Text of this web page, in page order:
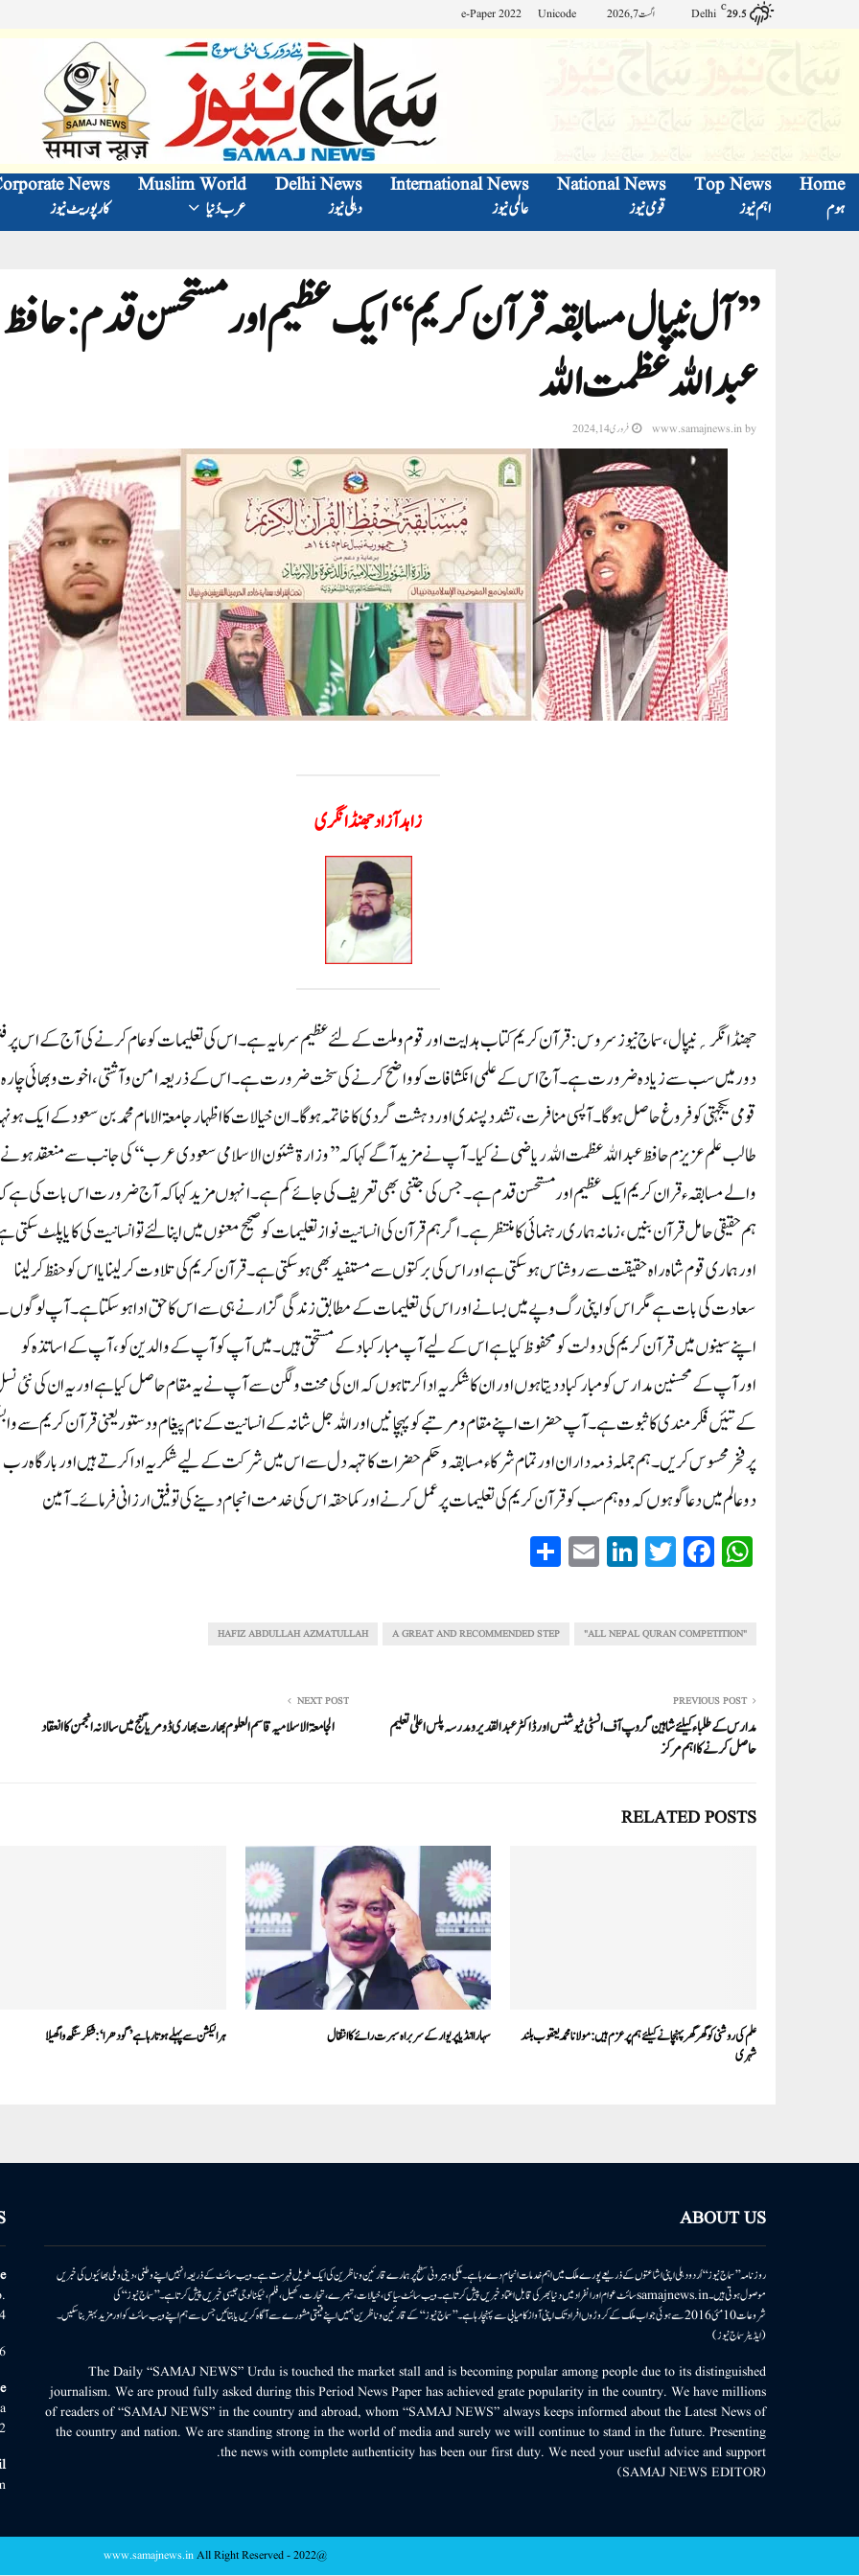
29.5
C
Delhi اگست 7, 2026 Unicode
e-Paper 2022
Home
ہوم
Top News
اہم نیوز
National News
قومی نیوز
International News
عالمی نیوز
Delhi News
دہلی نیوز
Muslim World
عرب دُنیا
News
کارپوریٹ نیوز
’’آل نیپال مسابقہ قرآن کریم‘‘ ایک عظیم اور مستحسن قدم:حافظ
عبد الله عظمت الله
by
www.samajnews.in فروری 14, 2024
زاہدآزاد جھنڈانگری
جھنڈا نگر ؍نیپال، سماج نیوز سروس: قرآن کریم کتاب ہدایت اور قوم وملت کے لئے عظیم سرمایہ ہے۔اس کی تعلیمات کو عام کرنے کی آج کے اس
دور میں سب سے زیادہ ضرورت ہے ۔ آج اس کے علمی انکشافات کو واضح کرنے کی سخت ضرورت ہے۔اس کے ذریعہ امن وآشتی، اخوت وبھائی چارہ
قومی یکجہتی کو فروغ حاصل ہوگا۔ آپسی منافرت ،تشددپسندی اور دہشت گردی کا خاتمہ ہوگا ۔ان خیالات کا اظہار جامعۃ الامام محمد بن سعود کے ایک
طالب علم عزیزم حافظ عبدالله عظمت الله ریاضی نے کیا۔آپ نے مزید آگےکہا کہ ’’وزارۃ شئون الاسلامی سعودی عرب‘‘ کی جانب سے منعقد ہونے
والے مسابقہ ء قران کریم ایک عظیم اور مستحسن قدم ہے۔ جس کی جتنی بھی تعریف کی جائے کم ہے۔ انہوں مزید کہا کہ آج ضرورت اس بات کی ہے
ہم حقیقی حامل قرآن بنیں ،زمانہ ہماری رہنمائی کامنتظرہے۔ اگرہم قرآن کی انسانیت نواز تعلیمات کو صحیح معنوں میں اپنالئے تو انسانیت کی کایا پلٹ سکتی
اور ہماری قوم شاہ راہ حقیقت سے روشناس ہو سکتی ہے اور اس کی برکتوں سے مستفید بھی ہوسکتی ہے۔ قرآن کریم کی تلاوت کرلینا یااس کو حفظ کرلینا
سعادت کی بات ہے مگر اس کو اپنی رگ وپے میں بسانے اور اس کی تعلیمات کے مطابق زندگی گزارنے ہی سے اس کا حق ادا ہوسکتاہے۔آپ لوگوں
اپنے سینوں میں قرآن کریم کی دولت کو محفوظ کیا ہے اس کے لیے آپ مبارکباد کے مستحق ہیں۔ میں آپ کو آپ کے والدین کو،آپ کے اساتذہ کو
اورآپ کے محسنین مدارس کو مبارکباد دیتاہوں اور ان کا شکریہ اداکرتاہوں کہ ان کی محنت ولگن سے آپ نے یہ مقام حاصل کیاہے اوریہ ان کی نئی
کے تئیں فکرمندی کا ثبوت ہے۔آپ حضرات اپنے مقام ومرتبے کو پہچانیں اور اللہ جل شانہ کے انسانیت کے نام پیغام ودستور یعنی قرآن کریم سے
پرفخر محسوس کریں ۔ہم جملہ ذمہ داران اور تمام شرکاء مسابقہ وحکم حضرات کا تہہ دل سے اس میں شرکت کے لیے شکریہ ادا کرتے ہیں اوربارگاہ رب
دوعالم میں دعاگو ہوں کہ وہ ہم سب کو قرآن کریم کی تعلیمات پرعمل کرنے اورکماحقہ اس کی خدمت انجام دینے کی توفیق ارزانی فرمائے۔ آمین
W
ha
A
Fa
ce
ok
T
wi
r
Li
nk
In
E
m
"ALL NEPAL QURAN COMPETITION"
A GREAT AND RECOMMENDED STEP
HAFIZ ABDULLAH AZMATULLAH
PREVIOUS POST
مدارس کے طلباء کیلئے شاہین گروپ آ ف انسٹی ٹیوشنس اور ڈاکٹر عبد القدیر و مدرسہ پلس اعلیٰ تعلیم
حاصل کرنے کا اہم مرکز
NEXT POST
الجامعۃ الاسلامیہ قاسم العلوم بھارت بھاری ڈومریا گنج میں سالانہ انجمن کا انعقاد
RELATED POSTS
علم کی روشنی کو گھر گھر پہنچانے کیلئے ہم پر عزم ہیں: مولانا محمد یعقوب بلند
شہری
سہارا انڈیا پریوار کے سربراہ سبرت رائے کا انتقال ہر الیکشن سے پہلے ہوتا رہا ہے ’گودھرا‘: شنکر سنگھ واگھیلا
ABOUT US
روزنامہ ’’سماج نیوز‘‘ اُردو دہلی اپنی اشاعتوں کے ذریعے پورے ملک میں اہم خدمات انجام دے رہا ہے۔ ملکی وبیرونی سطح پر ہمارے قارئین وناظرین کی ایک طویل فہرست ہے۔ ویب سائٹ کے ذریعہ انہیں اپنے وطنی، دینی وملی بھائیوں کی خبریں
موصول ہوتی ہیں۔samajnews.inسائٹ عوام اور انفراد میں دنیا بھر کی قابل اعتماد خبریں پیش کرتا ہے۔ ویب سائٹ سیاسی، خیالات، تبصرے، تجارت، کھیل، فلم، ٹیکنالوجی جیسی خبریں پیش کرتا ہے۔ ’’سماج نیوز‘‘ کی
شروعات 10مئی 2016 سے ہوئی جو اب ملک کے کروڑوں افراد تک اپنی آواز کامیابی سے پہنچا رہا ہے۔ ’’سماج نیوز‘‘ کے قارئین وناظرین ہمیں اپنے قیمتی مشورے سے آگاہ کریں یا بتائیں جس سے ہم اپنے ویب سائٹ کو اور مزید بہتر بناسکیں۔
(ایڈیٹر سماج نیوز)
The Daily “SAMAJ NEWS” Urdu is touched the market stall and is becoming popular among people due to its distinguished
journalism. We are proud fully asked during this Period News Paper has achieved grate popularity in the country. We have millions
of readers of “SAMAJ NEWS” in the country and abroad, whom “SAMAJ NEWS” always keeps informed about the Latest News of
the country and nation. We are standing strong in the world of media and surely we will continue to stand in the future. Presenting
the news with complete authenticity has been our first duty. We need your useful advice and support.
(SAMAJ NEWS EDITOR)
@2022 -
www.samajnews.inAll Right Reserved